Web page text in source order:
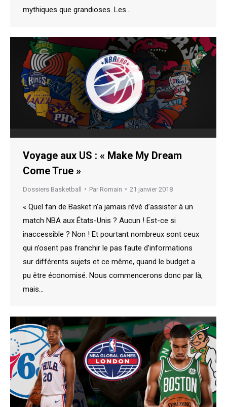
mythiques que grandioses. Les…
Voyage aux US : « Make My Dream
Come True »
Dossiers Basketball Par Romain 21 janvier 2018
« Quel fan de Basket n’a jamais rêvé d’assister à un
match NBA aux États-Unis ? Aucun ! Est-ce si
inaccessible ? Non ! Et pourtant nombreux sont ceux
qui n’osent pas franchir le pas faute d’informations
sur différents sujets et ce même, quand le budget a
pu être économisé. Nous commencerons donc par là,
mais…